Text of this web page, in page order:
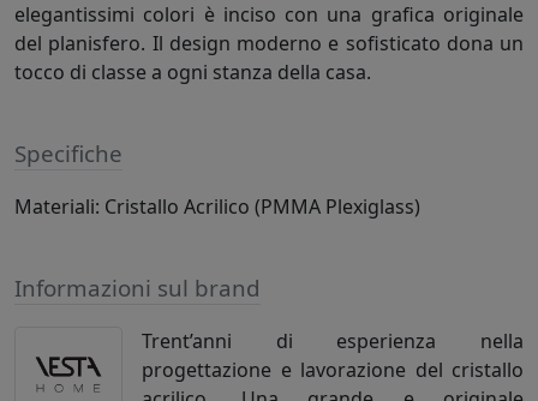
elegantissimi colori è inciso con una grafica originale
del planisfero. Il design moderno e sofisticato dona un
tocco di classe a ogni stanza della casa.
Specifiche
Materiali: Cristallo Acrilico (PMMA Plexiglass)
Informazioni sul brand
Trent’anni di esperienza nella
progettazione e lavorazione del cristallo